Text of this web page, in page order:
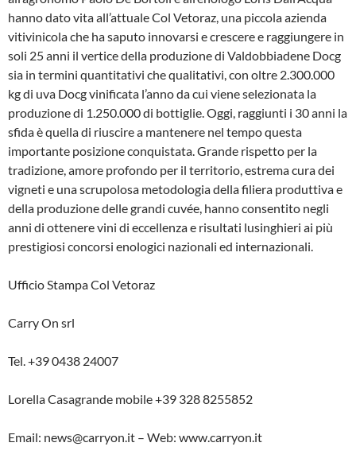
hanno dato vita all’attuale Col Vetoraz, una piccola azienda
vitivinicola che ha saputo innovarsi e crescere e raggiungere in
soli 25 anni il vertice della produzione di Valdobbiadene Docg
sia in termini quantitativi che qualitativi, con oltre 2.300.000
kg di uva Docg vinificata l’anno da cui viene selezionata la
produzione di 1.250.000 di bottiglie. Oggi, raggiunti i 30 anni la
sfida è quella di riuscire a mantenere nel tempo questa
importante posizione conquistata. Grande rispetto per la
tradizione, amore profondo per il territorio, estrema cura dei
vigneti e una scrupolosa metodologia della filiera produttiva e
della produzione delle grandi cuvée, hanno consentito negli
anni di ottenere vini di eccellenza e risultati lusinghieri ai più
prestigiosi concorsi enologici nazionali ed internazionali.
Ufficio Stampa Col Vetoraz
Carry On srl
Tel. +39 0438 24007
Lorella Casagrande mobile +39 328 8255852
Email: news@carryon.it – Web: www.carryon.it